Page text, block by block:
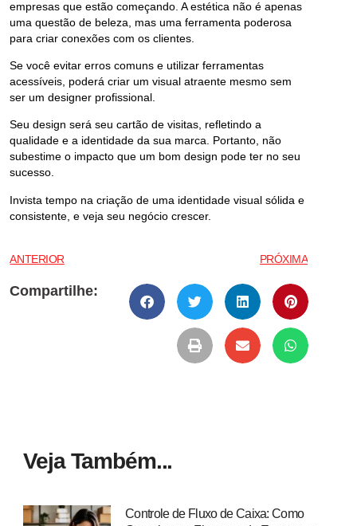
empresas que estão começando. A estética não é apenas
uma questão de beleza, mas uma ferramenta poderosa
para criar conexões com os clientes.
Se você evitar erros comuns e utilizar ferramentas
acessíveis, poderá criar um visual atraente mesmo sem
ser um designer profissional.
Seu design será seu cartão de visitas, refletindo a
qualidade e a identidade da sua marca. Portanto, não
subestime o impacto que um bom design pode ter no seu
sucesso.
Invista tempo na criação de uma identidade visual sólida e
consistente , e veja seu negócio crescer.
ANTERIOR PRÓXIMA
Compartilhe:
Veja Também...
Controle de Fluxo de Caixa: Como